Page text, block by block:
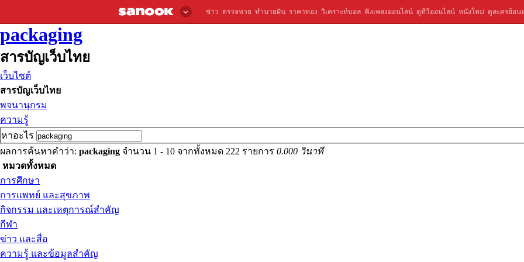
ข่าว ตรวจหวย ทำนายฝัน ราคาทอง วิเคราะห์บอล ฟังเพลงออนไลน์ ดูทีวีออนไลน์ หนังใหม่ ดูละครย้อน
packaging
สารบัญเว็บไทย
เว็บไซต์
สารบัญเว็บไทย
พจนานุกรม
ความรู้
หาอะไร
ผลการค้นหาคำว่า: packaging จำนวน 1 - 10 จากทั้งหมด 222 รายการ 0.000 วินาที
หมวดทั้งหมด
การศึกษา
การแพทย์ และสุขภาพ
กิจกรรม และเหตุการณ์สำคัญ
กีฬา
ข่าว และสื่อ
ความรู้ และข้อมูลสำคัญ